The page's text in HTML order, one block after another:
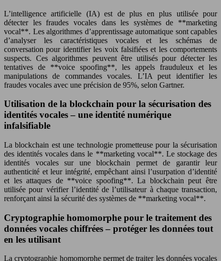
L’intelligence artificielle (IA) est de plus en plus utilisée pour
détecter les fraudes vocales dans les systèmes de **marketing
vocal**. Les algorithmes d’apprentissage automatique sont capables
d’analyser les caractéristiques vocales et les schémas de
conversation pour identifier les voix falsifiées et les comportements
suspects. Ces algorithmes peuvent être utilisés pour détecter les
tentatives de **voice spoofing**, les appels frauduleux et les
manipulations de commandes vocales. L’IA peut identifier les
fraudes vocales avec une précision de 95%, selon Gartner.
Utilisation de la blockchain pour la sécurisation des
identités vocales – une identité numérique
infalsifiable
La blockchain est une technologie prometteuse pour la sécurisation
des identités vocales dans le **marketing vocal**. Le stockage des
identités vocales sur une blockchain permet de garantir leur
authenticité et leur intégrité, empêchant ainsi l’usurpation d’identité
et les attaques de **voice spoofing**. La blockchain peut être
utilisée pour vérifier l’identité de l’utilisateur à chaque transaction,
renforçant ainsi la sécurité des systèmes de **marketing vocal**.
Cryptographie homomorphe pour le traitement des
données vocales chiffrées – protéger les données tout
en les utilisant
La cryptographie homomorphe permet de traiter les données vocales